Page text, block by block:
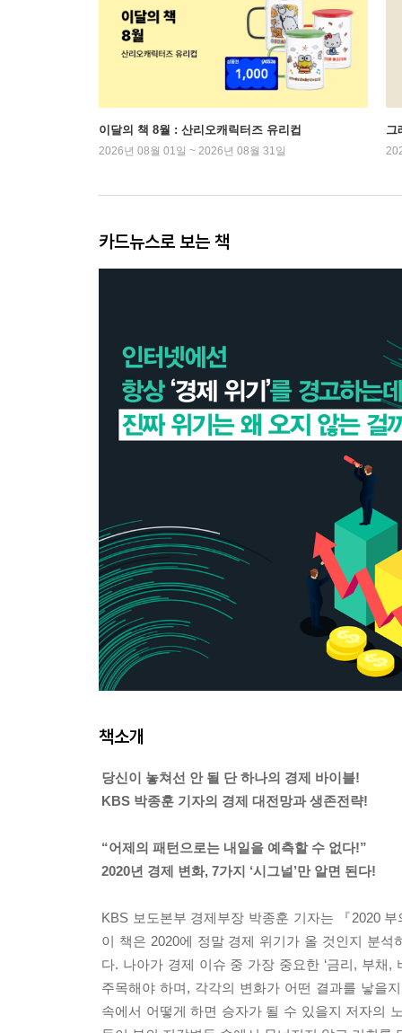
이달의 책 8월 : 산리오캐릭터즈 유리컵
2026년 08월 01일 ~ 2026년 08월 31일
그
카드뉴스로 보는 책
책소개
당신이 놓쳐선 안 될 단 하나의 경제 바이블!
KBS 박종훈 기자의 경제 대전망과 생존전략!
“어제의 패턴으로는 내일을 예측할 수 없다!”
2020년 경제 변화, 7가지 ‘시그널’만 알면 된다!
KBS 보도본부 경제부장 박종훈 기자는 『2020 부
이 책은 2020에 정말 경제 위기가 올 것인지 분
다. 나아가 경제 이슈 중 가장 중요한 ‘금리, 부채
주목해야 하며, 각각의 변화가 어떤 결과를 낳을
속에서 어떻게 하면 승자가 될 수 있을지 저자의